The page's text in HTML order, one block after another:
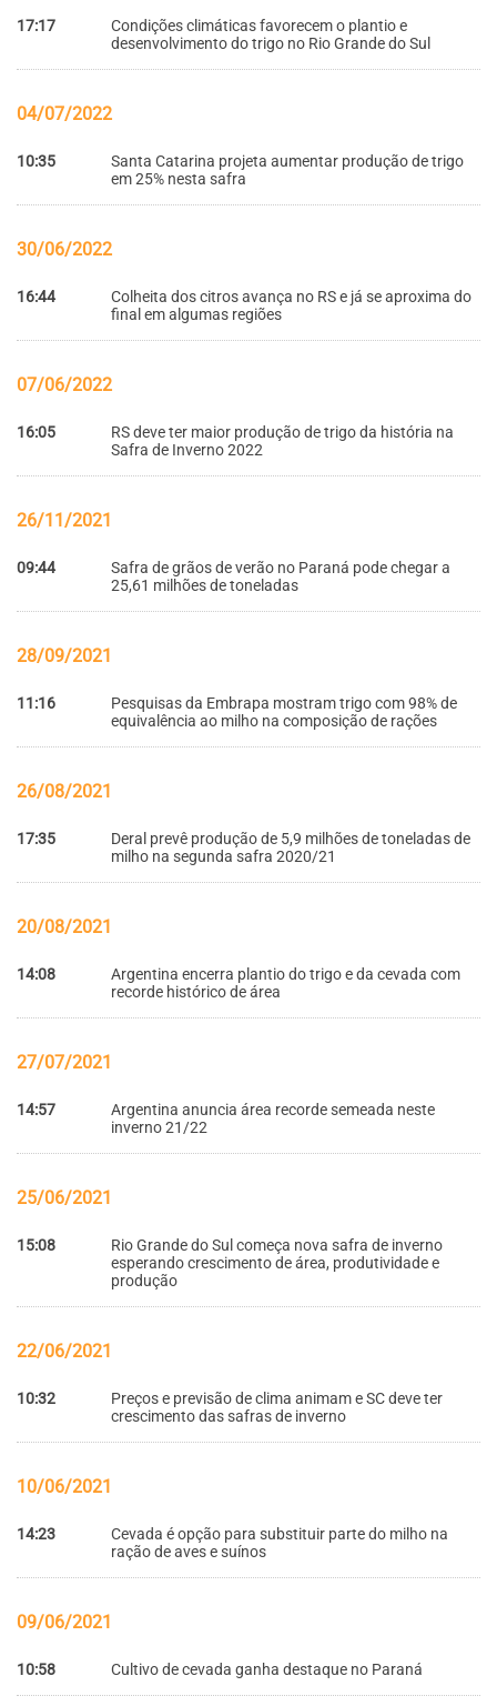
17:17
Condições climáticas favorecem o plantio e
desenvolvimento do trigo no Rio Grande do Sul
04/07/2022
10:35
Santa Catarina projeta aumentar produção de trigo
em 25% nesta safra
30/06/2022
16:44
Colheita dos citros avança no RS e já se aproxima do
final em algumas regiões
07/06/2022
16:05
RS deve ter maior produção de trigo da história na
Safra de Inverno 2022
26/11/2021
09:44
Safra de grãos de verão no Paraná pode chegar a
25,61 milhões de toneladas
28/09/2021
11:16
Pesquisas da Embrapa mostram trigo com 98% de
equivalência ao milho na composição de rações
26/08/2021
17:35
Deral prevê produção de 5,9 milhões de toneladas de
milho na segunda safra 2020/21
20/08/2021
14:08
Argentina encerra plantio do trigo e da cevada com
recorde histórico de área
27/07/2021
14:57
Argentina anuncia área recorde semeada neste
inverno 21/22
25/06/2021
15:08
Rio Grande do Sul começa nova safra de inverno
esperando crescimento de área, produtividade e
produção
22/06/2021
10:32
Preços e previsão de clima animam e SC deve ter
crescimento das safras de inverno
10/06/2021
14:23
Cevada é opção para substituir parte do milho na
ração de aves e suínos
09/06/2021
10:58 Cultivo de cevada ganha destaque no Paraná